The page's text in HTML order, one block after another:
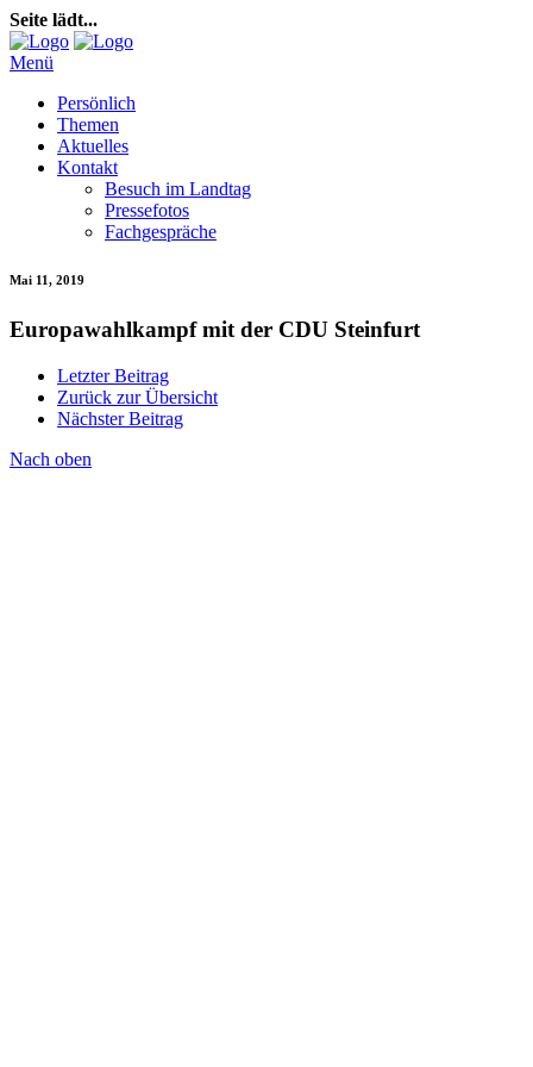
Seite lädt...
Menü
Persönlich
Themen
Aktuelles
Kontakt
Besuch im Landtag
Pressefotos
Fachgespräche
Mai 11, 2019
Europawahlkampf mit der CDU Steinfurt
Letzter Beitrag
Zurück zur Übersicht
Nächster Beitrag
Nach oben